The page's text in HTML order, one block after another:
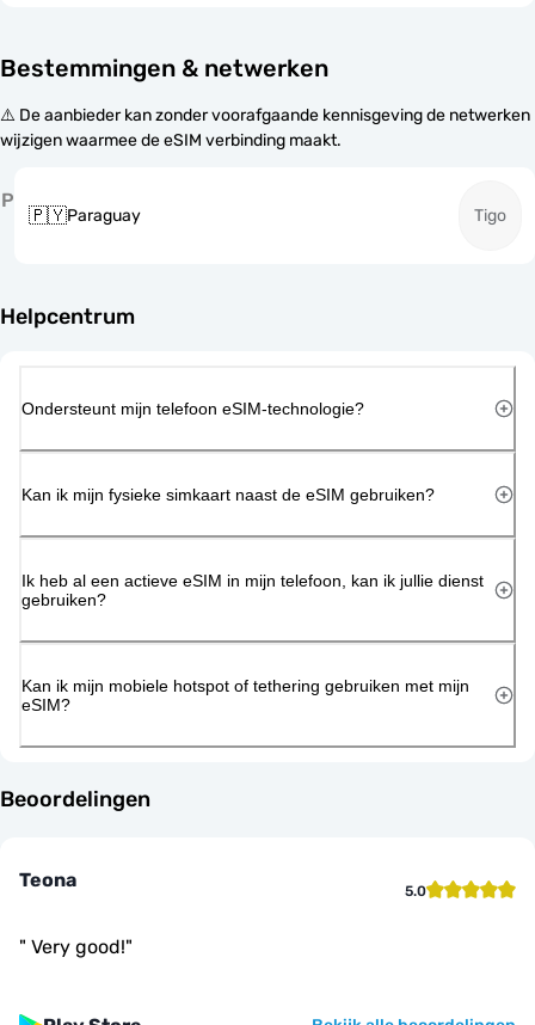
Bestemmingen & netwerken
⚠️ De aanbieder kan zonder voorafgaande kennisgeving de netwerken
wijzigen waarmee de eSIM verbinding maakt.
P
🇵🇾Paraguay Tigo
Helpcentrum
Ondersteunt mijn telefoon eSIM-technologie?
Kan ik mijn fysieke simkaart naast de eSIM gebruiken?
Ik heb al een actieve eSIM in mijn telefoon, kan ik jullie dienst
gebruiken?
Kan ik mijn mobiele hotspot of tethering gebruiken met mijn
eSIM?
Beoordelingen
Teona 5.0
" Very good!"